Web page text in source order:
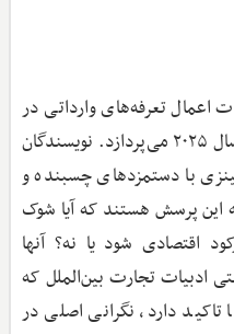
اعمال تعرفه‌های وارداتی در
اقتصاد آمریکا در دولت ترامپ در سال ۲۰۲۵ می‌پردازد. نویسندگان
با دستمزدهای چسبنده و
این پرسش هستند که آیا شوک
اقتصادی شود یا نه؟ آنها
ادبیات تجارت بین‌الملل که
دارد، نگرانی اصلی در